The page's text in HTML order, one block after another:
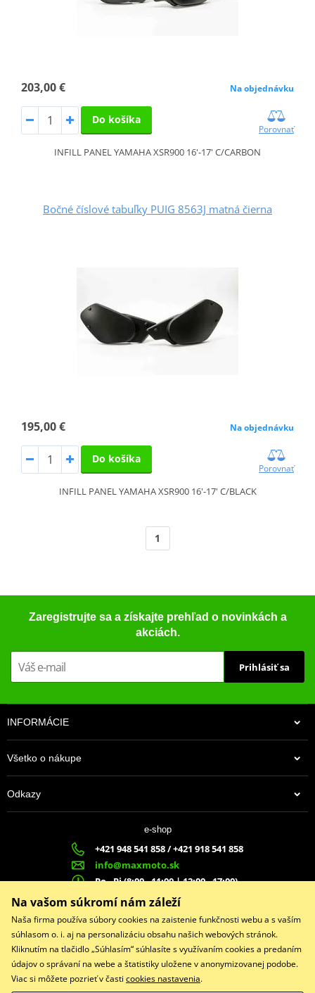
203,00 € Na objednávku
Do košíka
Porovnať
INFILL PANEL YAMAHA XSR900 16'-17' C/CARBON
Bočné číslové tabuľky PUIG 8563J matná čierna
195,00 € Na objednávku
Do košíka
Porovnať
INFILL PANEL YAMAHA XSR900 16'-17' C/BLACK
1
Zaregistrujte sa a získajte prehľad o novinkách a
akciách.
Prihlásiť sa
INFORMÁCIE
Všetko o nákupe
Odkazy
e-shop
+421 948 541 858 / +421 918 541 858
info@maxmoto.sk
Po - Pi (8:00 - 11:00 | 12:00 - 17:00)
MAX
MOTO s.r.o.
Slovenských dobrovoľníkov 1439
022 01 Čadca
Facebook
Na vašom súkromí nám záleží
Naša firma používa súbory cookies na zaistenie funkčnosti webu a s vaším
súhlasom o. i. aj na personalizáciu obsahu našich webových stránok.
Kliknutím na tlačidlo „Súhlasím“ súhlasíte s využívaním cookies a predaním
údajov o správaní na webe a štatistiky uložene v anonymizovanej podobe.
Viac si môžete pozrieť v časti cookies nastavenia.